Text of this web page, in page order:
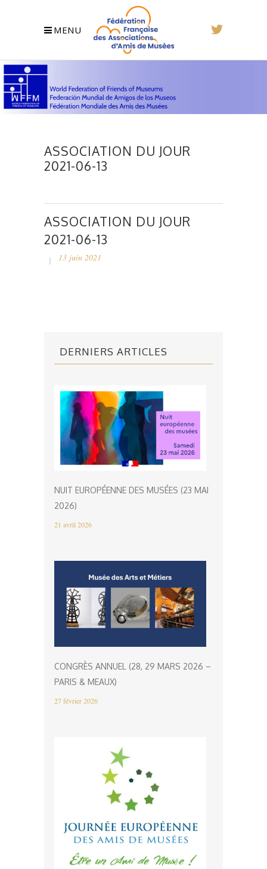
MENU
ASSOCIATION DU JOUR
2021-06-13
ASSOCIATION DU JOUR
2021-06-13
13 juin 2021
DERNIERS ARTICLES
NUIT EUROPÉENNE DES MUSÉES (23 MAI
2026)
21 avril 2026
CONGRÈS ANNUEL (28, 29 MARS 2026 –
PARIS & MEAUX)
27 février 2026